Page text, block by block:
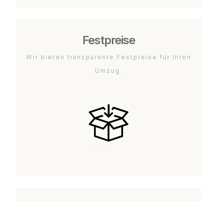
Festpreise
Wir bieten transparente Festpreise für Ihren
Umzug.